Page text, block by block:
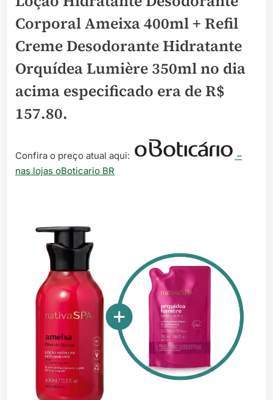
Corporal Ameixa 400ml + Refil
Creme Desodorante Hidratante
Orquídea Lumière 350ml no dia
acima especificado era deR$
157.80.
Confira o preço atual aqui:
–
nas lojas oBoticario BR